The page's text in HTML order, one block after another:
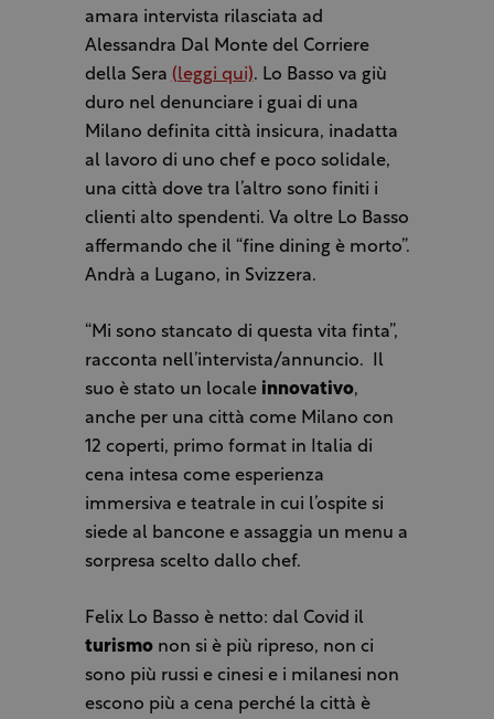
amara intervista rilasciata ad
Alessandra Dal Monte del Corriere
della Sera (leggi qui). Lo Basso va giù
duro nel denunciare i guai di una
Milano definita città insicura, inadatta
al lavoro di uno chef e poco solidale,
una città dove tra l’altro sono finiti i
clienti alto spendenti. Va oltre Lo Basso
affermando che il “fine dining è morto”.
Andrà a Lugano, in Svizzera.
“Mi sono stancato di questa vita finta”,
racconta nell’intervista/annuncio.
Il
suo è stato un locale innovativo,
anche per una città come Milano con
12 coperti, primo format in Italia di
cena intesa come esperienza
immersiva e teatrale in cui l’ospite si
siede al bancone e assaggia un menu a
sorpresa scelto dallo chef.
Felix Lo Basso è netto: dal Covid il
turismonon si è più ripreso, non ci
sono più russi e cinesi e i milanesi non
escono più a cena perché la città è